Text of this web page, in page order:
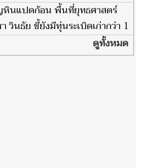
หินแปดก้อน พื้นที่ยุทธศาสตร์
วินธัย ชี้ยังมีทุ่นระเบิดเก่ากว่า 1
ดูทั้งหมด